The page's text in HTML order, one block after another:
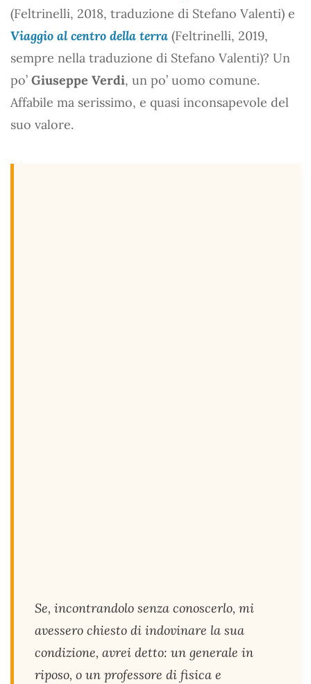
(Feltrinelli, 2018, traduzione di Stefano Valenti) e
Viaggio al centro della terra (Feltrinelli, 2019,
sempre nella traduzione di Stefano Valenti)? Un
po’ Giuseppe Verdi, un po’ uomo comune.
Affabile ma serissimo, e quasi inconsapevole del
suo valore.
Se, incontrandolo senza conoscerlo, mi
avessero chiesto di indovinare la sua
condizione, avrei detto: un generale in
riposo, o un professore di fisica e